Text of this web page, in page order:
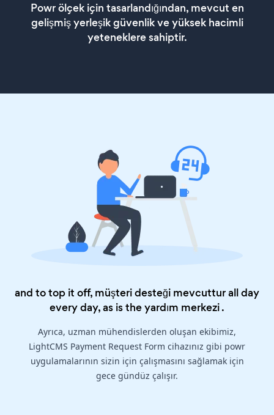
Powr ölçek için tasarlandığından, mevcut en
gelişmiş yerleşik güvenlik ve yüksek hacimli
yeteneklere sahiptir.
and to top it off, müşteri desteği mevcuttur all day
every day, as is theyardım merkezi.
Ayrıca, uzman mühendislerden oluşan ekibimiz,
LightCMS Payment Request Form cihazınız gibi powr
uygulamalarının sizin için çalışmasını sağlamak için
gece gündüz çalışır.